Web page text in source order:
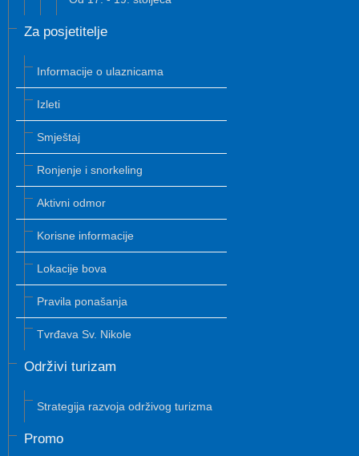
Za posjetitelje
Informacije o ulaznicama
Izleti
Smještaj
Ronjenje i snorkeling
Aktivni odmor
Korisne informacije
Lokacije bova
Pravila ponašanja
Tvrđava Sv. Nikole
Održivi turizam
Strategija razvoja održivog turizma
Promo